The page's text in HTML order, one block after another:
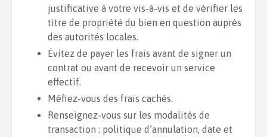
justificative à votre vis-à-vis et de vérifier les
titre de propriété du bien en question auprès
des autorités locales.
Évitez de payer les frais avant de signer un
contrat ou avant de recevoir un service
effectif.
Méfiez-vous des frais cachés.
Renseignez-vous sur les modalités de
transaction : politique d’annulation, date et